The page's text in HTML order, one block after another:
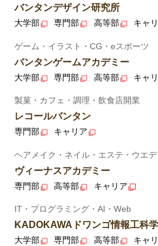
バンタンデザイン研究所
大学部 専門部 高等部 キャ
ゲーム・イラスト・CG・eスポーツ
バンタンゲームアカデミー
大学部 専門部 高等部 キャ
製菓・カフェ・調理・飲食店開業
レコールバンタン
専門部 キャリア
ヘアメイク・ネイル・エステ・ウエ
ヴィーナスアカデミー
専門部 高等部 キャリア
IT・プログラミング・AI・Web
KADOKAWAドワンゴ情報工科
大学部 専門部 高等部 キャ